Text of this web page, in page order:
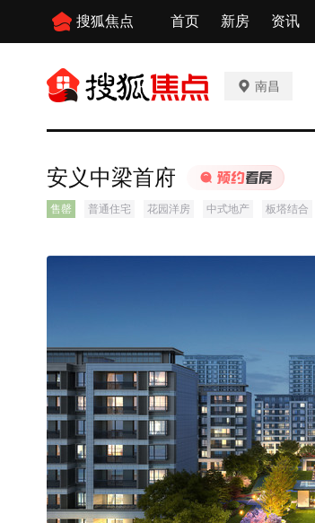
搜狐焦点 首页 新房 资讯
南昌
安义中梁首府
售罄 普通住宅 花园洋房 中式地产 板塔结合